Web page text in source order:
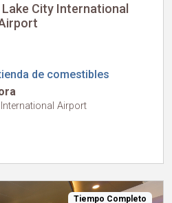
City International
de comestibles
Airport
Tiempo Completo